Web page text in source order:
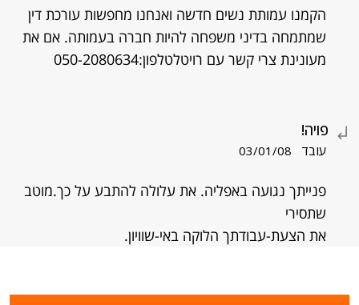
הקמנו עמותת נשים חדשה ואנחנו מחפשות עורכת דין
שמתמחה בדיני משפחה להיות חברה בעמותה. אם את
מעונינת צרי קשר עם רויטלטלפון:050-2080634
פויה!
עובד 03/01/08
פנייתך נגועה באפליה. את עלולה להתבע על כך.מוטב
שתסירי
את הצעת-עבודתך הלוקה באי-שוויון.